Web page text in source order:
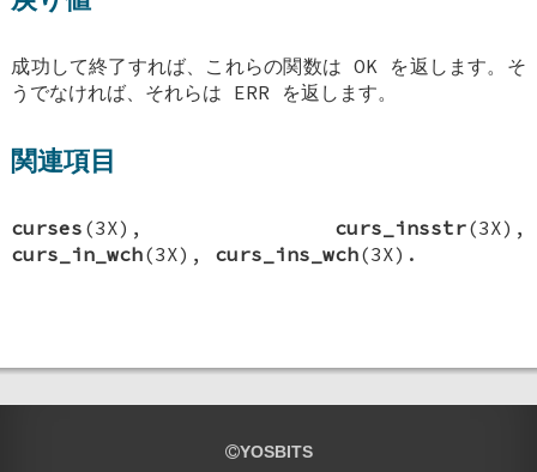
成功して終了すれば、これらの関数は OK を返します。そ
うでなければ、それらは ERR を返します。
関連項目
curses (3X), curs_insstr(3X),
curs_in_wch(3X), curs_ins_wch(3X).
YOSBITS